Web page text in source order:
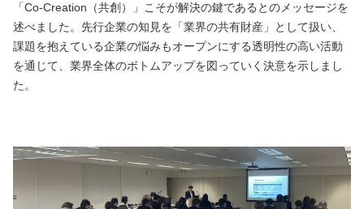
「Co-Creation（共創）」こそが解決の鍵であるとのメッセージを
述べました。先行企業の知見を「業界の共有財産」として扱い、
課題を抱えている企業の悩みもオープンにする透明性の高い活動
を通じて、業界全体のボトムアップを図っていく決意を示しまし
た。